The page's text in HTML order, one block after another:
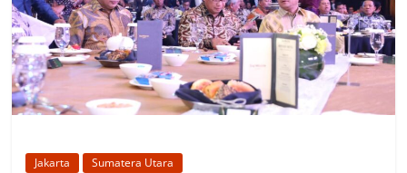
Jakarta Sumatera Utara